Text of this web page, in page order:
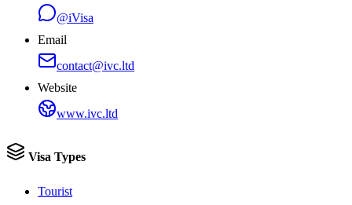
@iVisa
Email
contact@ivc.ltd
Website
www.ivc.ltd
Visa Types
Tourist